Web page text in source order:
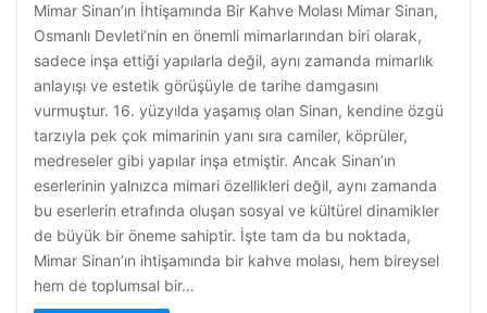
Mimar Sinan’ın İhtişamında Bir Kahve Molası Mimar Sinan,
Osmanlı Devleti’nin en önemli mimarlarından biri olarak,
sadece inşa ettiği yapılarla değil, aynı zamanda mimarlık
anlayışı ve estetik görüşüyle de tarihe damgasını
vurmuştur. 16. yüzyılda yaşamış olan Sinan, kendine özgü
tarzıyla pek çok mimarinin yanı sıra camiler, köprüler,
medreseler gibi yapılar inşa etmiştir. Ancak Sinan’ın
eserlerinin yalnızca mimari özellikleri değil, aynı zamanda
bu eserlerin etrafında oluşan sosyal ve kültürel dinamikler
de büyük bir öneme sahiptir. İşte tam da bu noktada,
Mimar Sinan’ın ihtişamında bir kahve molası, hem bireysel
hem de toplumsal bir…